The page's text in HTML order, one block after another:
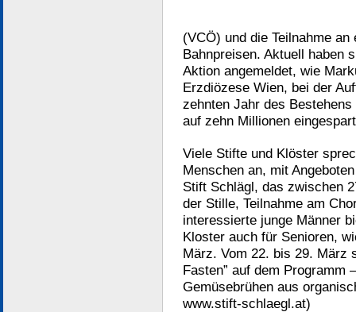
(VCÖ) und die Teilnahme
Bahnpreisen. Aktuell haben
Aktion angemeldet, wie
Erzdiözese Wien, bei der
zehnten Jahr des
auf zehn Millionen
Viele Stifte und Klöster
Menschen an, mit
Stift Schlägl, das zwischen
der Stille, Teilnahme am
interessierte junge Männer
Kloster auch für Senioren,
März. Vom 22. bis 29. März
Fasten” auf dem Programm
Gemüsebrühen aus
www.stift-schlaegl.at)